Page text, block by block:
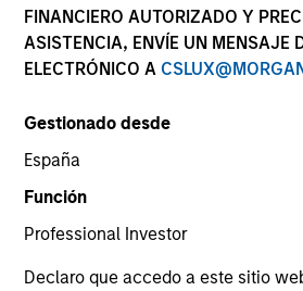
FINANCIERO AUTORIZADO Y
ASISTENCIA, ENVÍE UN MENSAJE
ELECTRÓNICO A
Gestionado desde
España
Función
Professional Investor
Declaro que accedo a este sitio
25 Years